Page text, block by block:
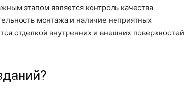
этапом является контроль качества
монтажа и наличие неприятных
отделкой внутренних и внешних поверхностей